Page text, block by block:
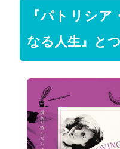
『パトリシ
なる人生』と